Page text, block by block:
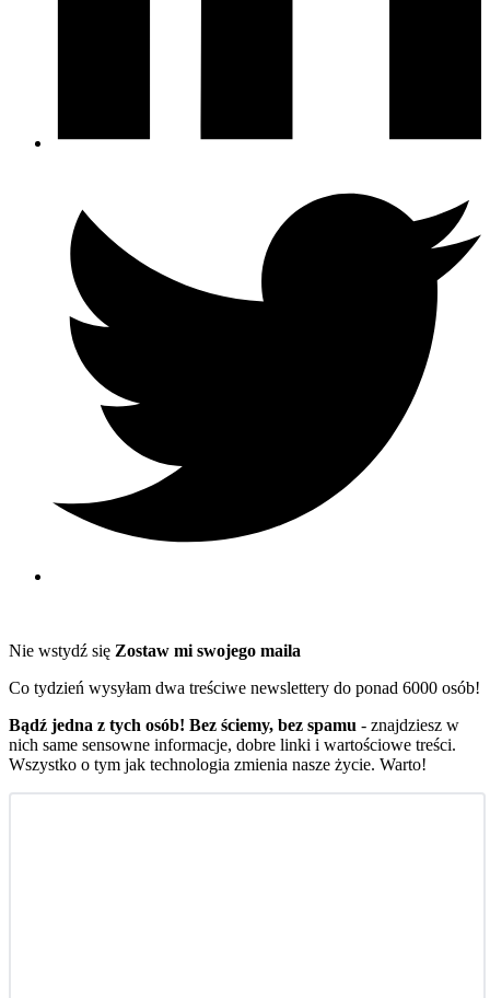
Nie wstydź się Zostaw mi swojego maila
Co tydzień wysyłam dwa treściwe newslettery do ponad 6000 osób!
Bądź jedna z tych osób! Bez ściemy, bez spamu - znajdziesz w
nich same sensowne informacje, dobre linki i wartościowe treści.
Wszystko o tym jak technologia zmienia nasze życie. Warto!